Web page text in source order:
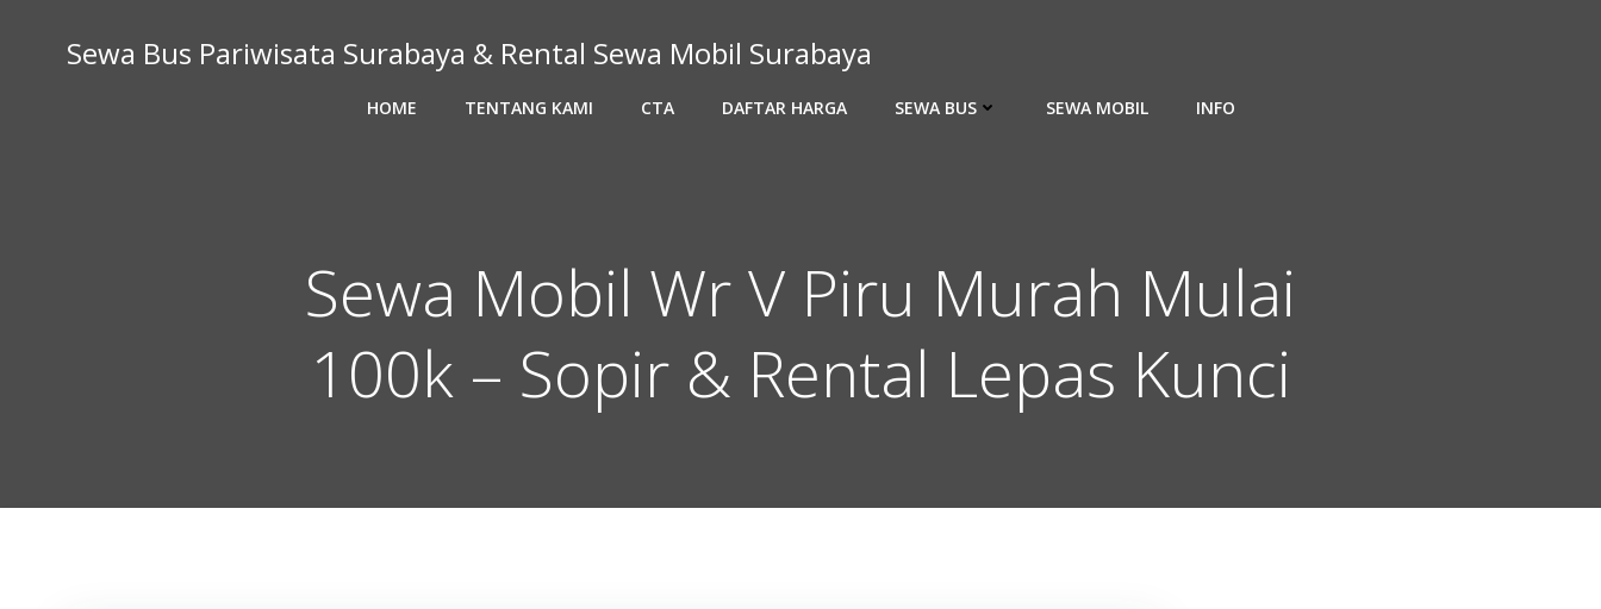
Sewa Bus Pariwisata Surabaya & Rental Sewa Mobil Surabaya
HOME TENTANG KAMI CTA DAFTAR HARGA SEWA BUS SEWA MOBIL INFO
Sewa Mobil Wr V Piru Murah Mulai
100k – Sopir & Rental Lepas Kunci